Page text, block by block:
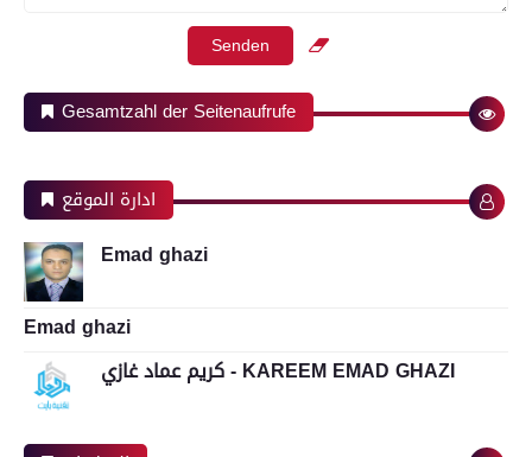
Gesamtzahl der Seitenaufrufe
ادارة الموقع
Emad ghazi
Emad ghazi
كريم عماد غازي - KAREEM EMAD GHAZI